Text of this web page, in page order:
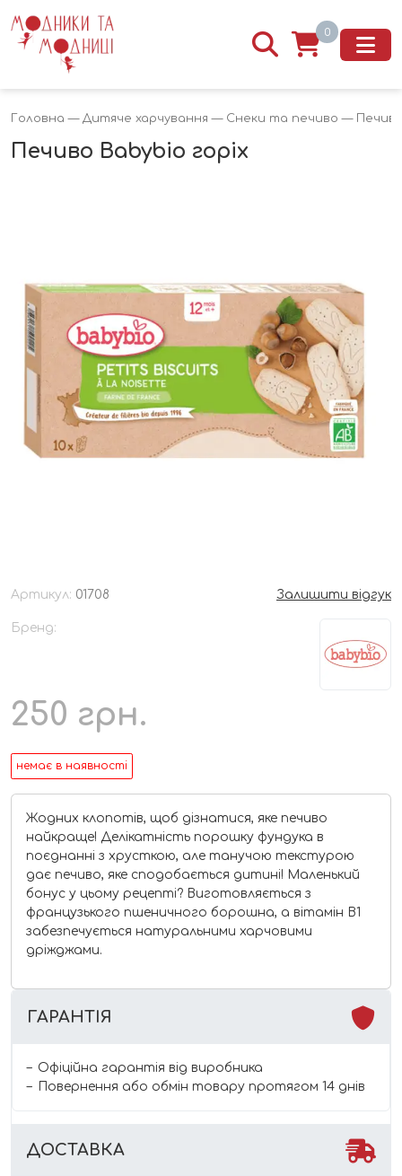
0
Головна — Дитяче харчування — Снеки та печиво — Печиво
Печиво Babybio горіх
Артикул: 01708 Залишити відгук
Бренд:
250 грн.
немає в наявності
Жодних клопотів, щоб дізнатися, яке печиво
найкраще! Делікатність порошку фундука в
поєднанні з хрусткою, але танучою текстурою
дає печиво, яке сподобається дитині! Маленький
бонус у цьому рецепті? Виготовляється з
французького пшеничного борошна, а вітамін B1
забезпечується натуральними харчовими
дріжджами.
ГАРАНТІЯ
Офіційна гарантія від виробника
Повернення або обмін товару протягом 14 днів
ДОСТАВКА